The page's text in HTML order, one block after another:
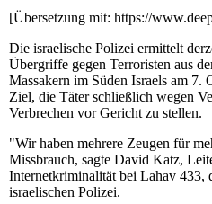
[Übersetzung mit: https://
Die israelische Polizei ermittelt
Übergriffe gegen Terroristen aus
Massakern im Süden Israels am
Ziel, die Täter schließlich wegen
Verbrechen vor Gericht zu stellen.
"Wir haben mehrere Zeugen für
Missbrauch, sagte David Katz,
Internetkriminalität bei Lahav 433,
israelischen Polizei.